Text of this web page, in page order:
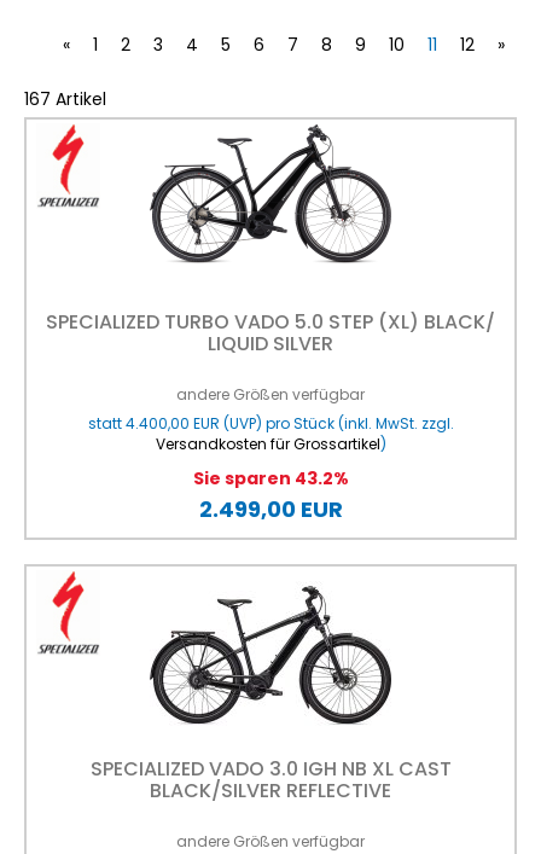
« 1 2 3 4 5 6 7 8 9 10 11 12 »
167 Artikel
SPECIALIZED TURBO VADO 5.0 STEP (XL) BLACK/
LIQUID SILVER
andere Größen verfügbar
statt4.400,00 EUR (UVP) pro Stück (inkl. MwSt. zzgl.
Versandkosten für Grossartikel)
Sie sparen 43.2%
2.499,00 EUR
SPECIALIZED VADO 3.0 IGH NB XL CAST
BLACK/SILVER REFLECTIVE
andere Größen verfügbar